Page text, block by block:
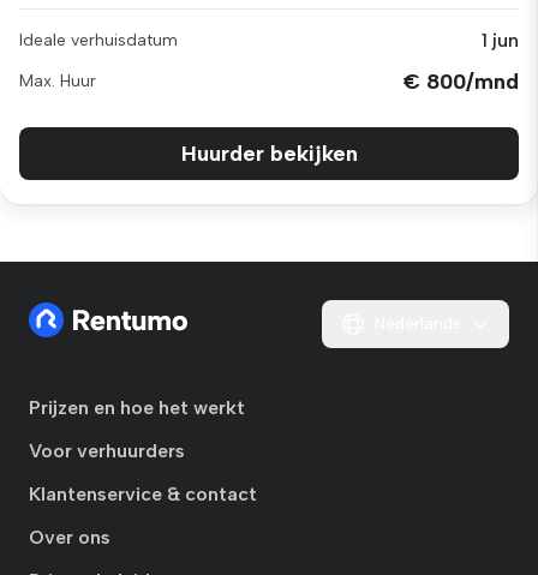
Ideale verhuisdatum 1 jun
Max. Huur € 800/mnd
Huurder bekijken
Prijzen en hoe het werkt
Voor verhuurders
Klantenservice & contact
Over ons